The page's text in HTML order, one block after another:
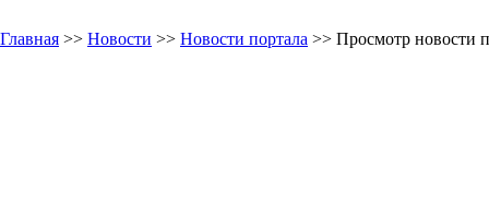
Главная >> Новости >> Новости портала >> Просмотр новости